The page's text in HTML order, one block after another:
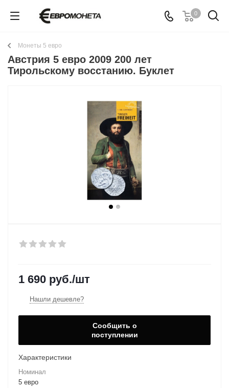
0
Монеты 5 евро
Австрия 5 евро 2009 200 лет
Тирольскому восстанию. Буклет
1 690 руб./шт
Нашли дешевле?
Сообщить о
поступлении
Характеристики
Номинал
5 евро